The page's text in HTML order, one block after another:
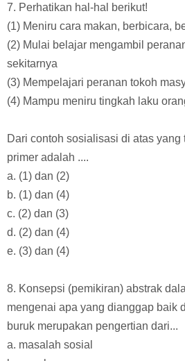
7. Perhatikan hal-hal berikut!
(1) Meniru cara makan, berbicara,
(2) Mulai belajar mengambil
sekitarnya
(3) Mempelajari peranan tokoh
(4) Mampu meniru tingkah laku
Dari contoh sosialisasi di atas
primer adalah ....
a. (1) dan (2)
b. (1) dan (4)
c. (2) dan (3)
d. (2) dan (4)
e. (3) dan (4)
8. Konsepsi (pemikiran) abstrak
mengenai apa yang dianggap baik
buruk merupakan pengertian dari...
a. masalah sosial